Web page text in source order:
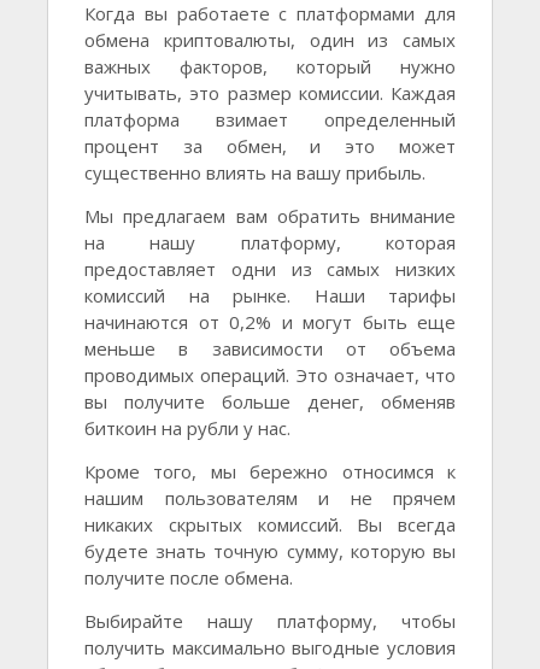
Когда вы работаете с платформами для
обмена криптовалюты, один из самых
важных факторов, который нужно
учитывать, это размер комиссии. Каждая
платформа взимает определенный
процент за обмен, и это может
существенно влиять на вашу прибыль.
Мы предлагаем вам обратить внимание
на нашу платформу, которая
предоставляет одни из самых низких
комиссий на рынке. Наши тарифы
начинаются от 0,2% и могут быть еще
меньше в зависимости от объема
проводимых операций. Это означает, что
вы получите больше денег, обменяв
биткоин на рубли у нас.
Кроме того, мы бережно относимся к
нашим пользователям и не прячем
никаких скрытых комиссий. Вы всегда
будете знать точную сумму, которую вы
получите после обмена.
Выбирайте нашу платформу, чтобы
получить максимально выгодные условия